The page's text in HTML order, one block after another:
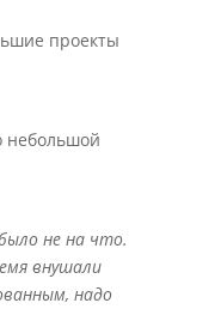
проекты
небольшой
не на что.
внушали
надо